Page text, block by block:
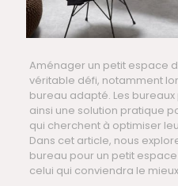
Aménager un petit espace
véritable défi, notamment
bureau adapté. Les
ainsi une solution pratique
qui cherchent à optimiser
Dans cet article, nous
bureau pour un petit
celui qui conviendra le